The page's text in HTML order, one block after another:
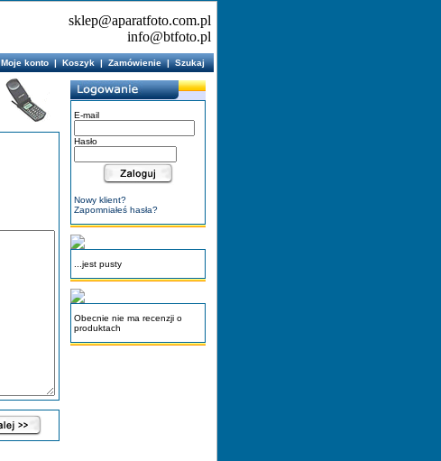
sklep@aparatfoto.com.pl
info@btfoto.pl
Moje konto|Koszyk|Zamówienie|Szukaj
E-mail
Hasło
Nowy klient?
Zapomniałeś hasła?
...jest pusty
Obecnie nie ma recenzji o
produktach